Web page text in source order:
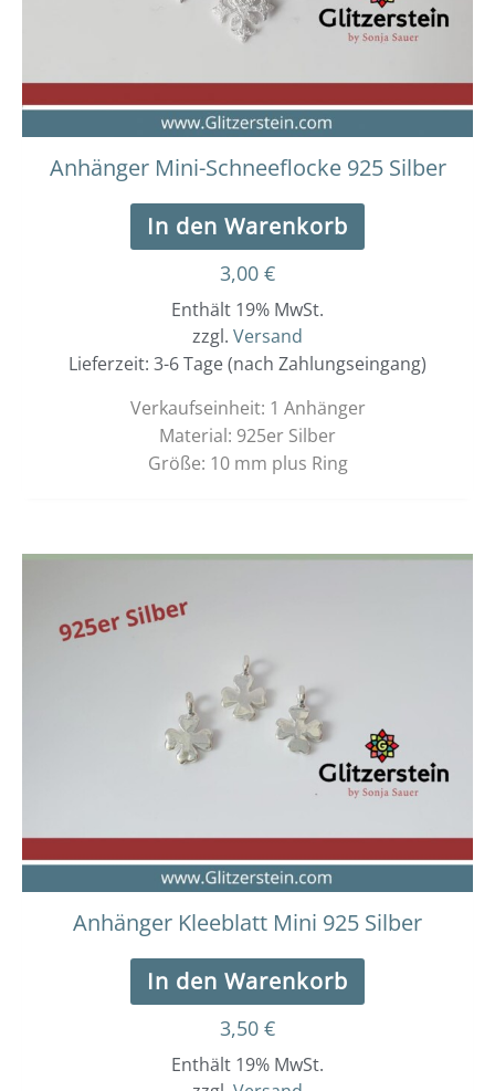
Anhänger Mini-Schneeflocke 925 Silber
In den Warenkorb
3,00 €
Enthält 19% MwSt.
zzgl. Versand
Lieferzeit: 3-6 Tage (nach Zahlungseingang)
Verkaufseinheit: 1 Anhänger
Material: 925er Silber
Größe: 10 mm plus Ring
Anhänger Kleeblatt Mini 925 Silber
In den Warenkorb
3,50 €
Enthält 19% MwSt.